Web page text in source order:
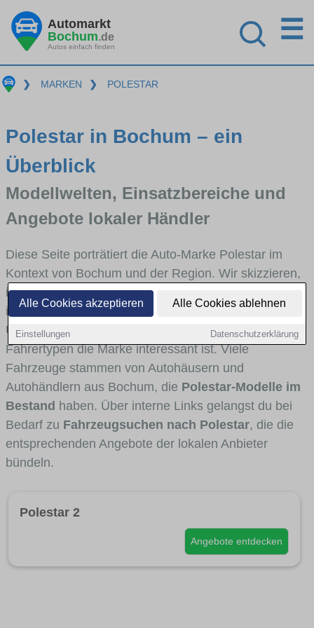
Alle Cookies akzeptieren Alle Cookies ablehnen
Einstellungen Datenschutzerklärung
Automarkt
Bochum.de
Autos einfach finden
☰
❯ MARKEN ❯ POLESTAR
Polestar in Bochum – ein
Überblick
Modellwelten, Einsatzbereiche und
Angebote lokaler Händler
Diese Seite porträtiert die Auto-Marke Polestar im
Kontext von Bochum und der Region. Wir skizzieren,
in welchen Fahrzeugklassen Polestar stark vertreten
ist, welche Modellreihen häufig im Stadt- und
Umlandverkehr zu sehen sind und für welche
Fahrertypen die Marke interessant ist. Viele
Fahrzeuge stammen von Autohäusern und
Autohändlern aus Bochum, die Polestar-Modelle im
Bestand haben. Über interne Links gelangst du bei
Bedarf zu Fahrzeugsuchen nach Polestar, die die
entsprechenden Angebote der lokalen Anbieter
bündeln.
Polestar 2
Angebote entdecken